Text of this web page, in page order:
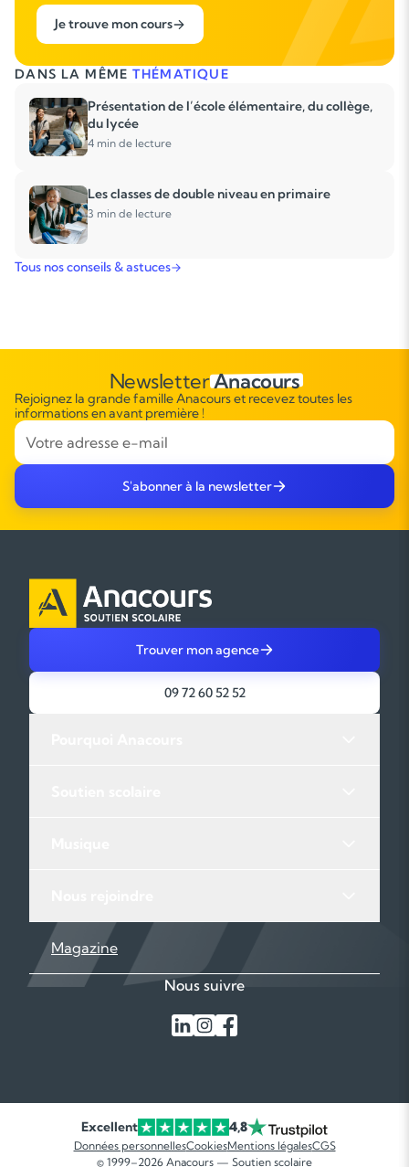
Je trouve mon cours
DANS LA MÊMETHÉMATIQUE
Présentation de l’école élémentaire, du collège,
du lycée
4 min de lecture
Les classes de double niveau en primaire
3 min de lecture
Tous nos conseils & astuces
NewsletterAnacours
Rejoignez la grande famille Anacours et recevez toutes les
informations en avant première !
S'abonner à la newsletter
Trouver mon agence
09 72 60 52 52
Magazine
Nous suivre
Excellent 4,8
Données personnellesCookiesMentions légalesCGS
© 1999–2026 Anacours — Soutien scolaire